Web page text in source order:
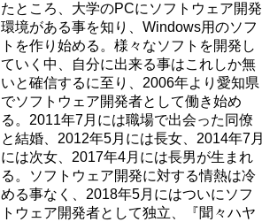
たところ、大学のPCにソフトウェア開発
環境がある事を知り、Windows用のソフ
トを作り始める。様々なソフトを開発し
ていく中、自分に出来る事はこれしか無
いと確信するに至り、2006年より愛知県
でソフトウェア開発者として働き始め
る。2011年7月には職場で出会った同僚
と結婚、2012年5月には長女、2014年7月
には次女、2017年4月には長男が生まれ
る。ソフトウェア開発に対する情熱は冷
める事なく、2018年5月にはついにソフ
トウェア開発者として独立、『聞々ハヤ